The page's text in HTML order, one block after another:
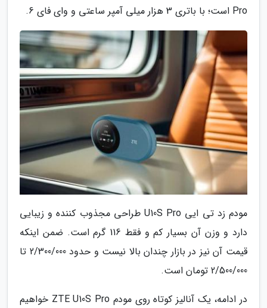
Pro است؛ با باتری 3 هزار میلی آمپر ساعتی و وای فای 6.
مودم زد تی ایی U10S Pro طراحی مجذوب کننده و زیبایی
دارد و وزن آن بسیار کم و فقط 116 گرم است. ضمن اینکه
قیمت آن نیز در بازار چندان بالا نیست و حدود 2/300/000 تا
2/500/000 تومان است.
در ادامه، یک آنالیز کوتاه روی مودم ZTE U10S Pro خواهیم